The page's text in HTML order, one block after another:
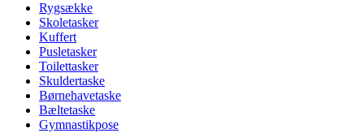
Rygsække
Skoletasker
Kuffert
Pusletasker
Toilettasker
Skuldertaske
Børnehavetaske
Bæltetaske
Gymnastikpose